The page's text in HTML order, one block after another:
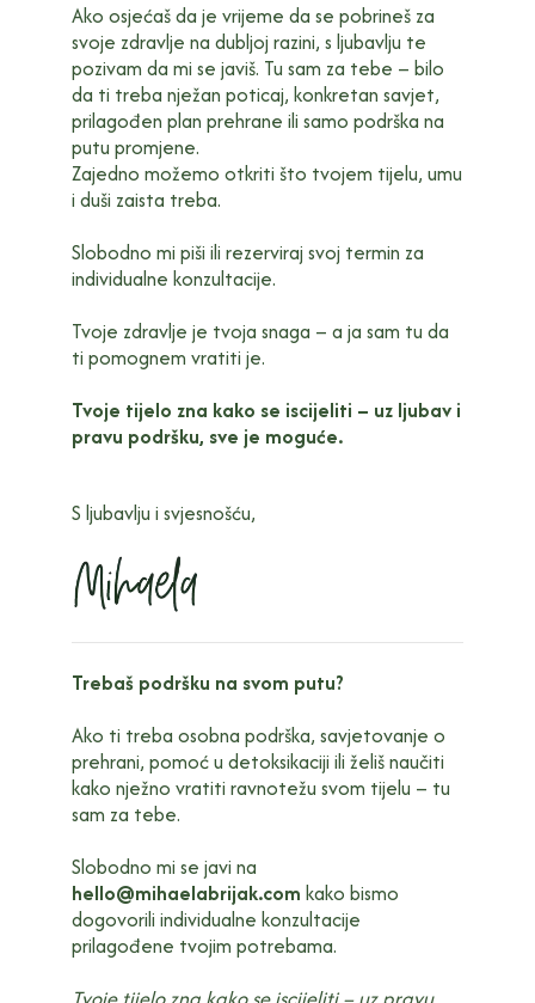
Ako osjećaš da je vrijeme da se pobrineš za
svoje zdravlje na dubljoj razini, s ljubavlju te
pozivam da mi se javiš. Tu sam za tebe – bilo
da ti treba nježan poticaj, konkretan savjet,
prilagođen plan prehrane ili samo podrška na
putu promjene.
Zajedno možemo otkriti što tvojem tijelu, umu
i duši zaista treba.
Slobodno mi piši ili rezerviraj svoj termin za
individualne konzultacije.
Tvoje zdravlje je tvoja snaga – a ja sam tu da
ti pomognem vratiti je.
Tvoje tijelo zna kako se iscijeliti – uz ljubav i
pravu podršku, sve je moguće.
S ljubavlju i svjesnošću,
Trebaš podršku na svom putu?
Ako ti treba osobna podrška, savjetovanje o
prehrani, pomoć u detoksikaciji ili želiš naučiti
kako nježno vratiti ravnotežu svom tijelu – tu
sam za tebe.
Slobodno mi se javi na
hello@mihaelabrijak.com kako bismo
dogovorili individualne konzultacije
prilagođene tvojim potrebama.